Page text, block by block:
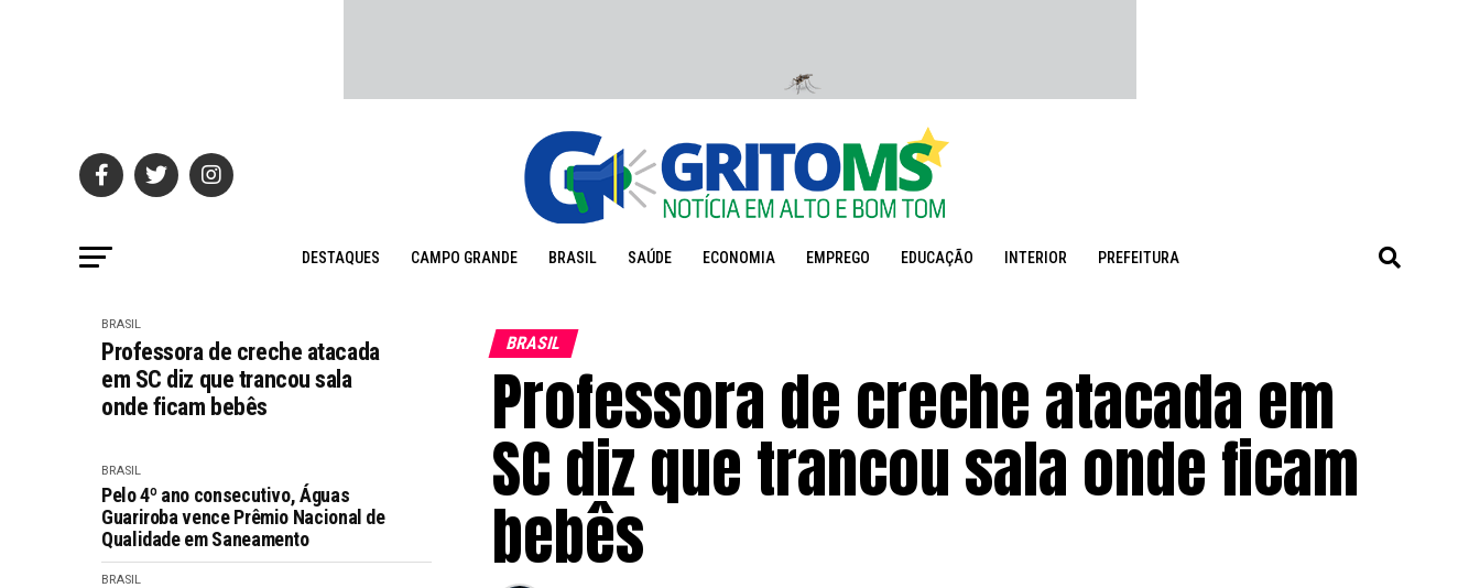
DESTAQUES CAMPO GRANDE BRASIL SAÚDE ECONOMIA EMPREGO EDUCAÇÃO INTERIOR PREFEITURA
BRASIL
Professora de creche atacada
em SC diz que trancou sala
onde ficam bebês
BRASIL
Pelo 4º ano consecutivo, Águas
Guariroba vence Prêmio Nacional de
Qualidade em Saneamento
BRASIL
BRASIL
Professora de creche atacada em
SC diz que trancou sala onde ficam
bebês